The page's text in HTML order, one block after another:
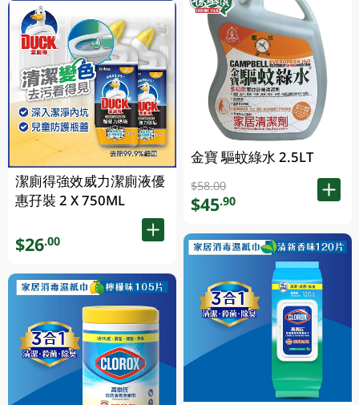
潔廁得強效威力潔廁液優
惠孖裝 2 X 750ML
$26.00
金寶 驅蚊綠水 2.5LT
$58.00
$45.90